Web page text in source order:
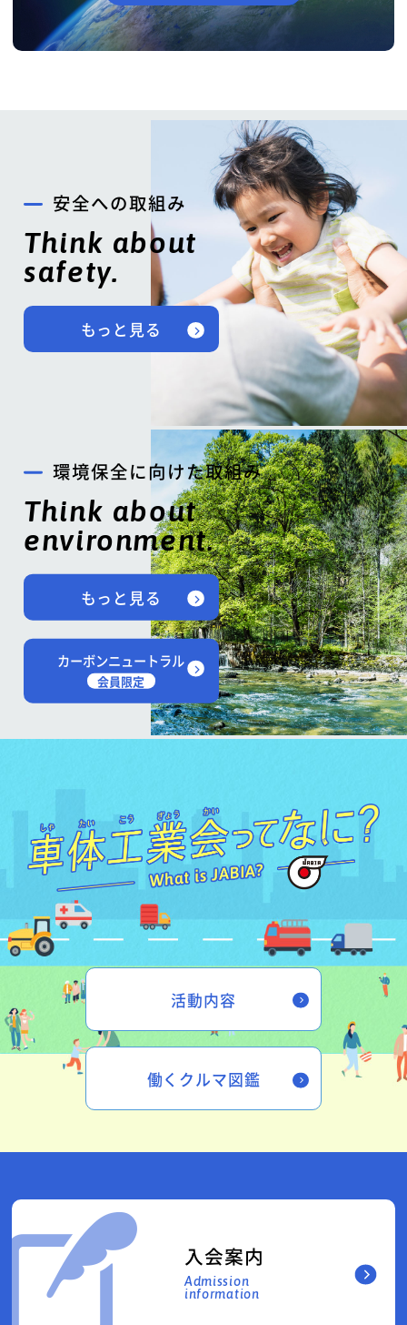
安全への取組み
Think about
safety.
もっと見る
環境保全に向けた取組み
Think about
environment.
もっと見る
カーボンニュートラル
会員限定
活動内容
働くクルマ図鑑
入会案内
Admission
information